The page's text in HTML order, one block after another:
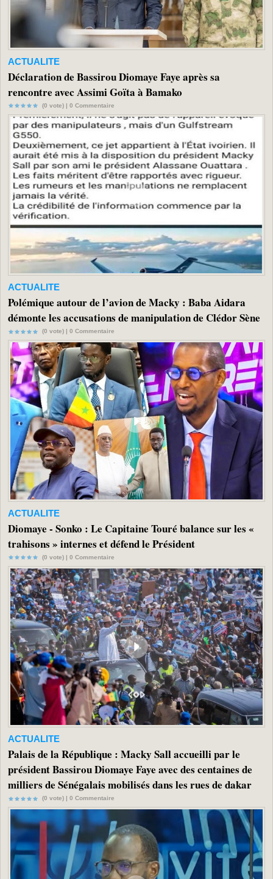
ACTUALITE
Déclaration de Bassirou Diomaye Faye après sa
rencontre avec Assimi Goïta à Bamako
(0 vote) | 0 Commentaire
ACTUALITE
Polémique autour de l’avion de Macky : Baba Aidara
démonte les accusations de manipulation de Clédor Sène
(0 vote) | 0 Commentaire
ACTUALITE
Diomaye - Sonko : Le Capitaine Touré balance sur les «
trahisons » internes et défend le Président
(0 vote) | 0 Commentaire
ACTUALITE
Palais de la République : Macky Sall accueilli par le
président Bassirou Diomaye Faye avec des centaines de
milliers de Sénégalais mobilisés dans les rues de dakar
(0 vote) | 0 Commentaire